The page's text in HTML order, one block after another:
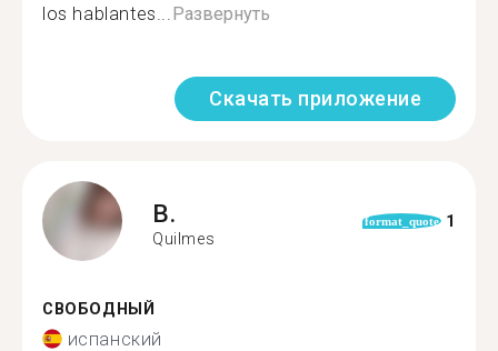
los hablantes...Развернуть
Скачать приложение
B.
Quilmes
format_quote 1
СВОБОДНЫЙ
испанский